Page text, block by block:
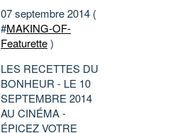
07 septembre 2014 (
#MAKING-OF-
Featurette)
LES RECETTES DU
BONHEUR - LE 10
SEPTEMBRE 2014
AU CINÉMA -
ÉPICEZ VOTRE